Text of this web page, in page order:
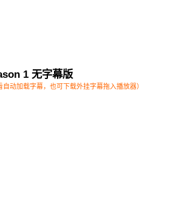
1 无字幕版
自动加载字幕，也可下载外挂字幕拖入播放器）